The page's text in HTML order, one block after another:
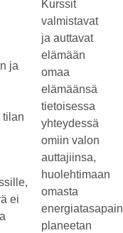
ja
tilan
ei
Kurssit
valmistavat
ja auttavat
elämään
omaa
elämäänsä
tietoisessa
yhteydessä
omiin valon
auttajiinsa,
huolehtimaan
omasta
planeetan